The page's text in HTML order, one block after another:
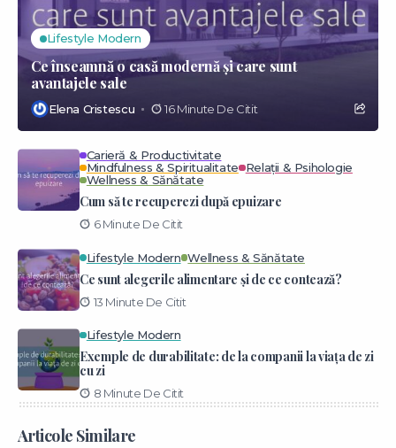
Lifestyle Modern
Ce înseamnă o casă modernă și care sunt
avantajele sale
Elena Cristescu 16 Minute De Citit
Carieră & Productivitate
Mindfulness & Spiritualitate Relații & Psihologie
Wellness & Sănătate
Cum să te recuperezi după epuizare
6 Minute De Citit
Lifestyle Modern Wellness & Sănătate
Ce sunt alegerile alimentare și de ce contează?
13 Minute De Citit
Lifestyle Modern
Exemple de durabilitate: de la companii la viața de zi
cu zi
8 Minute De Citit
Articole Similare